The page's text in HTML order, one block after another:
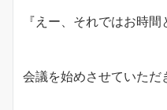
『えー、それではお時
会議を始めさせていただ